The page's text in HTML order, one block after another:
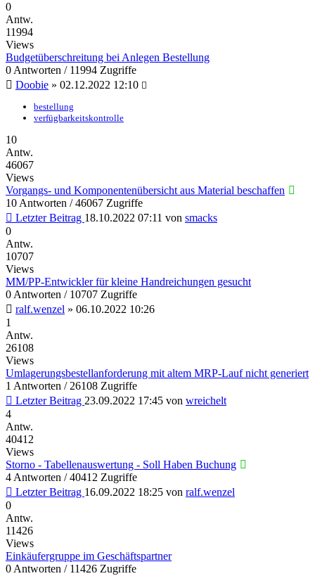
0
Antw.
11994
Views
Budgetüberschreitung bei Anlegen Bestellung
0 Antworten / 11994 Zugriffe
Doobie » 02.12.2022 12:10
bestellung
verfügbarkeitskontrolle
10
Antw.
46067
Views
Vorgangs- und Komponentenübersicht aus Material beschaffen
10 Antworten / 46067 Zugriffe
Letzter Beitrag 18.10.2022 07:11 von smacks
0
Antw.
10707
Views
MM/PP-Entwickler für kleine Handreichungen gesucht
0 Antworten / 10707 Zugriffe
ralf.wenzel » 06.10.2022 10:26
1
Antw.
26108
Views
Umlagerungsbestellanforderung mit altem MRP-Lauf nicht generiert
1 Antworten / 26108 Zugriffe
Letzter Beitrag 23.09.2022 17:45 von wreichelt
4
Antw.
40412
Views
Storno - Tabellenauswertung - Soll Haben Buchung
4 Antworten / 40412 Zugriffe
Letzter Beitrag 16.09.2022 18:25 von ralf.wenzel
0
Antw.
11426
Views
Einkäufergruppe im Geschäftspartner
0 Antworten / 11426 Zugriffe